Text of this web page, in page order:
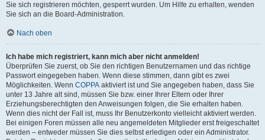
Sie sich registrieren möchten, gesperrt wurden. Um Hilfe zu erhalten, wenden
Sie sich an die Board-Administration.
Nach oben
Ich habe mich registriert, kann mich aber nicht anmelden!
Überprüfen Sie zuerst, ob Sie den richtigen Benutzernamen und das richtige
Passwort eingegeben haben. Wenn diese stimmen, dann gibt es zwei
Möglichkeiten. Wenn COPPA aktiviert ist und Sie angegeben haben, dass Sie
unter 13 Jahre alt sind, müssen Sie bzw. einer Ihrer Eltern oder Ihrer
Erziehungsberechtigten den Anweisungen folgen, die Sie erhalten haben.
Wenn dies nicht der Fall ist, muss Ihr Benutzerkonto vielleicht aktiviert werden.
Bei einigen Foren müssen alle neu angemeldeten Mitglieder erst freigeschaltet
werden – entweder müssen Sie dies selbst erledigen oder ein Administrator.